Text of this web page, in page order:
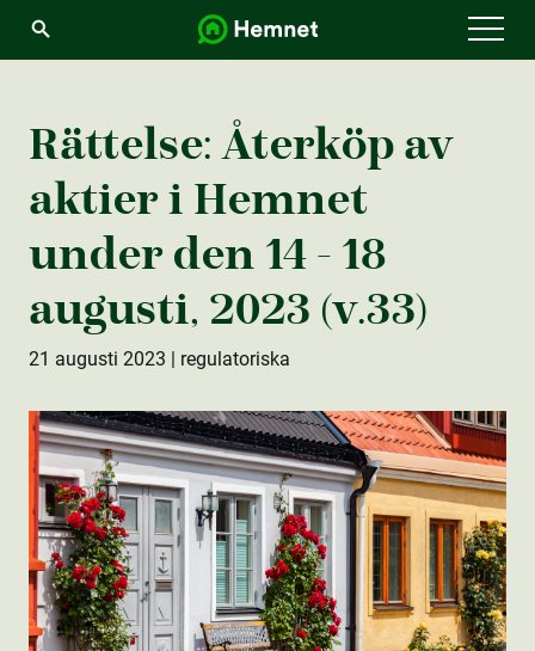
Rättelse: Återköp av
aktie­r i Hemnet
under den 14 - 18
augusti, 2023 (v.33)
21 augusti 2023 | regulatoriska